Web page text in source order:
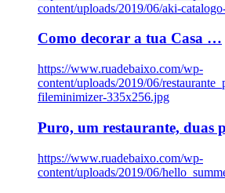
content/uploads/2019/06/aki-
Como decorar a tua Casa …
https://www.ruadebaixo.com/wp-
content/uploads/2019/06/
fileminimizer-335x256.jpg
Puro, um restaurante, duas
https://www.ruadebaixo.com/wp-
content/uploads/2019/06/